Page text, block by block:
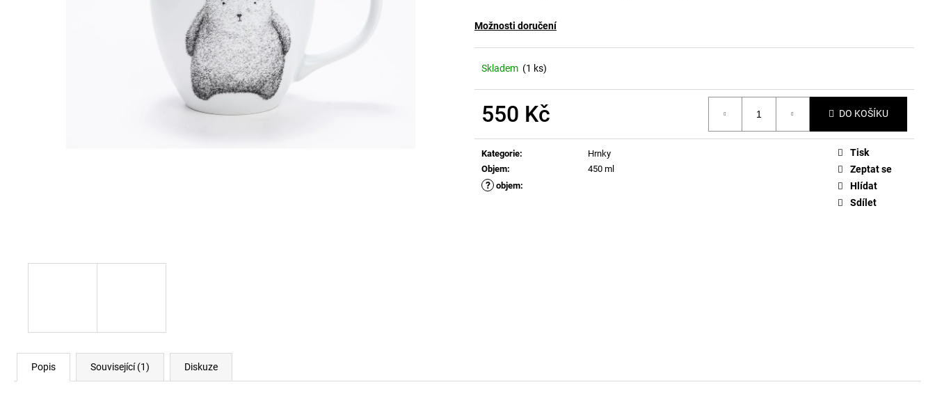
Možnosti doručení
Skladem (1 ks)
550 Kč DO KOŠÍKU
Kategorie:
Hrnky
Objem: 450 ml
? objem:
Tisk
Zeptat se
Hlídat
Sdílet
Popis Související (1) Diskuze